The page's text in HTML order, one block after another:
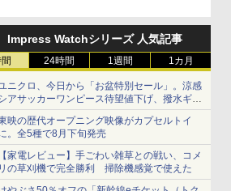
Impress Watchシリーズ 人気記事
24時間 1週間 1カ月
ニクロ、今日から「お盆特別セール」。涼感
アサッカーワンピース待望値下げ、撥水ギア
ョーツは1990円に
映の歴代オープニング映像がカプセルトイ
。全5種で8月下旬発売
家電レビュー】手ごわい雑草との戦い、コメ
の草刈機で完全勝利 掃除機感覚で使えた